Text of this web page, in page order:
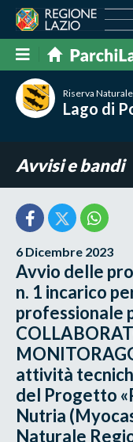
Riserva
Lago di
Avvisi e bandi
6 Dicembre 2023
Avvio delle
n. 1 incarico
professionale
attività
del Progetto
Nutria
Naturale